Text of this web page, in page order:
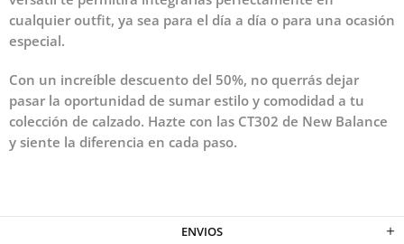
cualquier outfit, ya sea para el día a día o para una ocasión
especial.
Con un increíble descuento del 50%, no querrás dejar
pasar la oportunidad de sumar estilo y comodidad a tu
colección de calzado. Hazte con las CT302 de New Balance
y siente la diferencia en cada paso.
ENVIOS